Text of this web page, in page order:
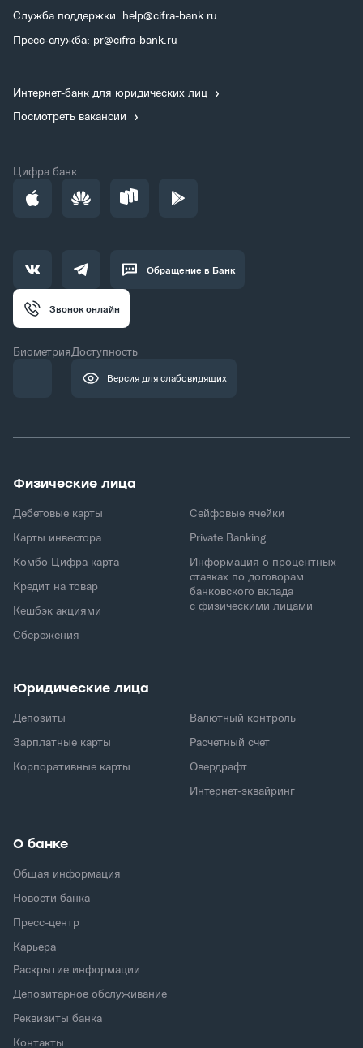
Служба поддержки: help@cifra-bank.ru
Пресс-служба: pr@cifra-bank.ru
Интернет-банк для юридических лиц
Посмотреть вакансии
Цифра банк
Обращение в Банк
Звонок онлайн
БиометрияДоступность
Версия для слабовидящих
Физические лица
Дебетовые карты
Карты инвестора
Комбо Цифра карта
Кредит на товар
Кешбэк акциями
Сбережения
Сейфовые ячейки
Private Banking
Информация о процентных
ставках по договорам
банковского вклада
с физическими лицами
Юридические лица
Депозиты
Зарплатные карты
Корпоративные карты
Валютный контроль
Расчетный счет
Овердрафт
Интернет-эквайринг
О банке
Общая информация
Новости банка
Пресс-центр
Карьера
Раскрытие информации
Депозитарное обслуживание
Реквизиты банка
Контакты